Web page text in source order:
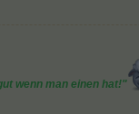
wenn man einen hat!"